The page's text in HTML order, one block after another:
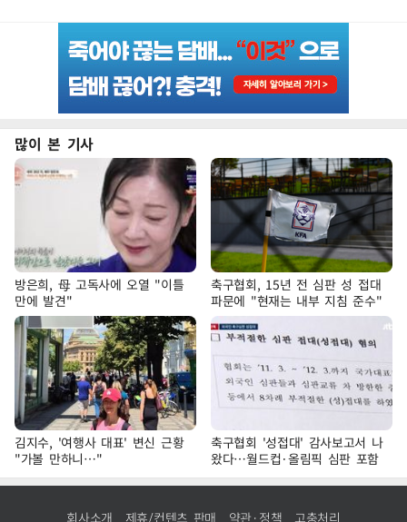
많이 본 기사
방은희, 母 고독사에 오열 "이틀
만에 발견"
축구협회, 15년 전 심판 성 접대
파문에 "현재는 내부 지침 준수"
김지수, '여행사 대표' 변신 근황
"가볼 만하니…"
축구협회 '성접대' 감사보고서 나
왔다…월드컵·올림픽 심판 포함
회사소개 제휴/컨텐츠 판매 약관·정책 고충처리